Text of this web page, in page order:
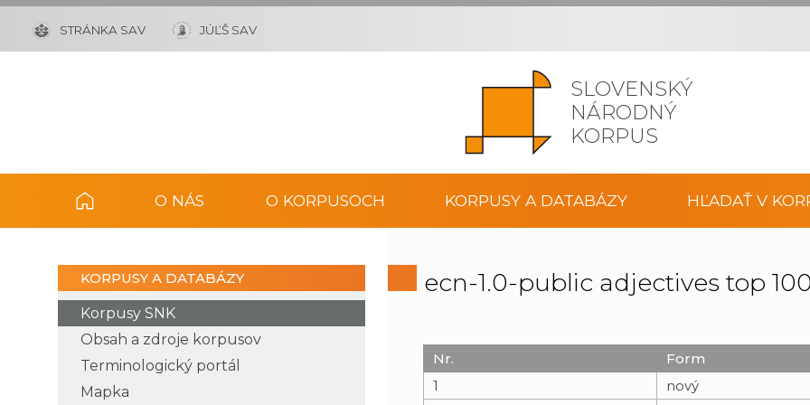
SLOVENSKÝ
NÁRODNÝ
KORPUS
STRÁNKA SAV JÚĽŠ SAV
O NÁS O KORPUSOCH KORPUSY A DATABÁZY HĽADAŤ V
KORPUSY A DATABÁZY
Korpusy SNK
Obsah a zdroje korpusov
Terminologický portál
Mapka
ecn-1.0-public adjectives top
Nr. Form
1
nový